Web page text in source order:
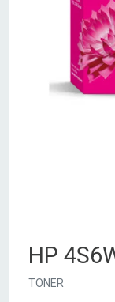
HP
TONER